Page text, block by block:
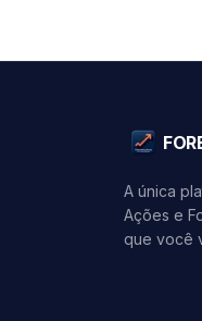
A única
Ações e
que você